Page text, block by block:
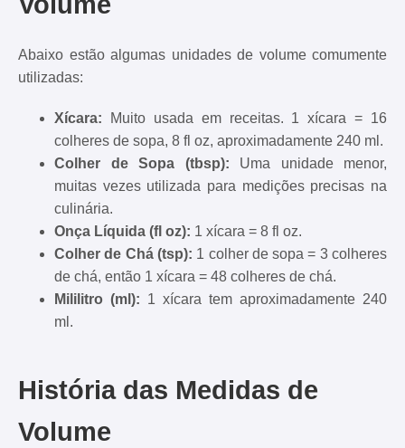
Abaixo estão algumas unidades de volume comumente
utilizadas:
Xícara: Muito usada em receitas. 1 xícara = 16
colheres de sopa, 8 fl oz, aproximadamente 240 ml.
Colher de Sopa (tbsp): Uma unidade menor,
muitas vezes utilizada para medições precisas na
culinária.
Onça Líquida (fl oz): 1 xícara = 8 fl oz.
Colher de Chá (tsp): 1 colher de sopa = 3 colheres
de chá, então 1 xícara = 48 colheres de chá.
Mililitro (ml): 1 xícara tem aproximadamente 240
ml.
História das Medidas de
Volume